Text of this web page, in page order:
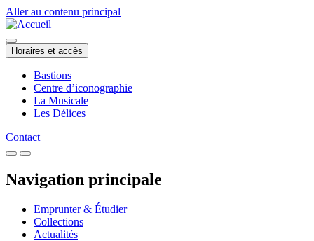
Aller au contenu principal
Horaires et accès
Bastions
Centre d’iconographie
La Musicale
Les Délices
Contact
Navigation principale
Emprunter & Étudier
Collections
Actualités